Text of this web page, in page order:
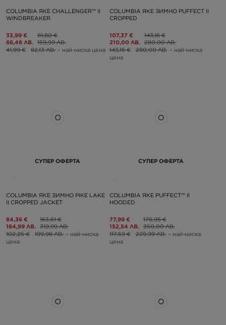
COLUMBIA ЯКЕ CHALLENGER™ II
WINDBREAKER
33,99 €
66,48 ЛВ.
81,80 €
159,99 ЛВ.
41,99 €
82,13 ЛВ. – най-ниска цена
COLUMBIA ЯКЕ ЗИМНО PUFFECT II
CROPPED
107,37 €
210,00 ЛВ.
143,16 €
280,00 ЛВ.
143,16 €
280,00 ЛВ. – най-ниска
цена
СУПЕР ОФЕРТА
COLUMBIA ЯКЕ ЗИМНО PIKE LAKE
II CROPPED JACKET
84,36 €
164,99 ЛВ.
163,61 €
319,99 ЛВ.
102,25 €
199,98 ЛВ. – най-ниска
цена
СУПЕР ОФЕРТА
COLUMBIA ЯКЕ PUFFECT™ II
HOODED
77,99 €
152,54 ЛВ.
178,95 €
350,00 ЛВ.
117,59 €
229,99 ЛВ. – най-ниска
цена